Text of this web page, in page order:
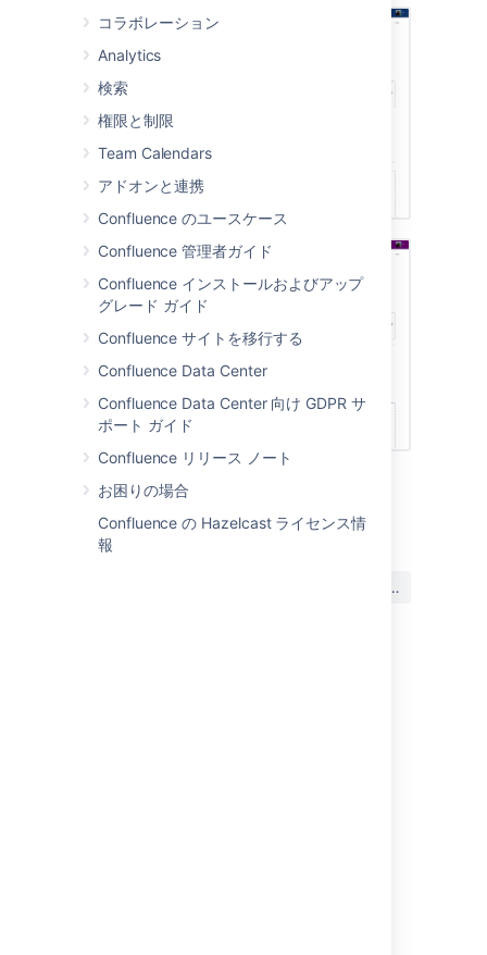
コラボレーション
Analytics
検索
権限と制限
Team Calendars
アドオンと連携
Confluence のユースケース
Confluence 管理者ガイド
Confluence インストールおよびアップ
グレード ガイド
Confluence サイトを移行する
Confluence Data Center
Confluence Data Center 向け GDPR サ
ポート ガイド
Confluence リリース ノート
お困りの場合
Confluence の Hazelcast ライセンス情
報
いいえ